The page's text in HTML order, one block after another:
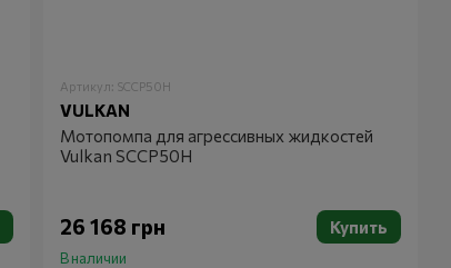
Артикул: SCCP50H
VULKAN
Мотопомпа для агрессивных жидкостей
Vulkan SCCP50H
26 168 грн Купить
В наличии